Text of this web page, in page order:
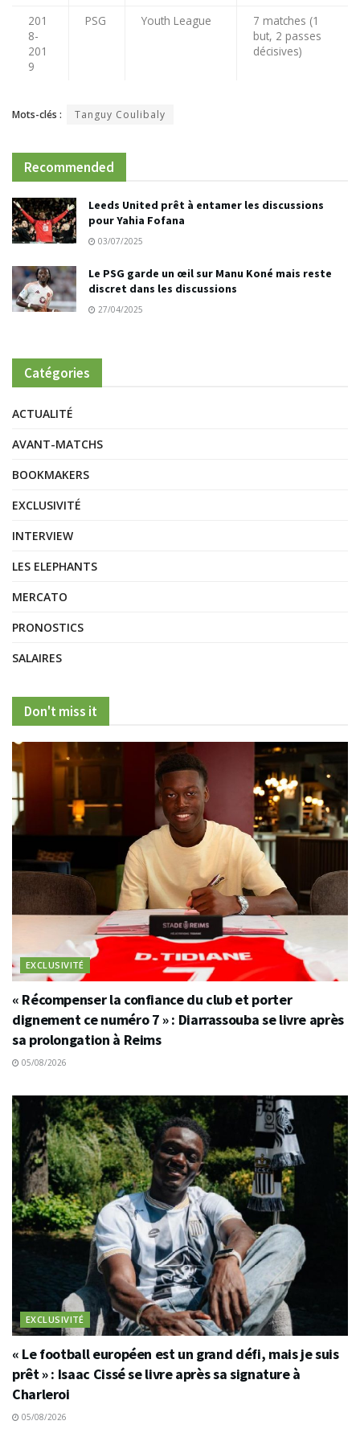
201
8-
201
9
PSG Youth League
7 matches (1
but, 2 passes
décisives)
Mots-clés : Tanguy Coulibaly
Recommended
Leeds United prêt à entamer les discussions
pour Yahia Fofana
03/07/2025
Le PSG garde un œil sur Manu Koné mais reste
discret dans les discussions
27/04/2025
Catégories
ACTUALITÉ
AVANT-MATCHS
BOOKMAKERS
EXCLUSIVITÉ
INTERVIEW
LES ELEPHANTS
MERCATO
PRONOSTICS
SALAIRES
Don't miss it
EXCLUSIVITÉ
« Récompenser la confiance du club et porter
dignement ce numéro 7 » : Diarrassouba se livre après
sa prolongation à Reims
05/08/2026
EXCLUSIVITÉ
« Le football européen est un grand défi, mais je suis
prêt » : Isaac Cissé se livre après sa signature à
Charleroi
05/08/2026